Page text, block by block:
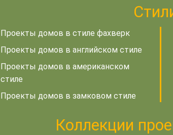
Проекты домов в стиле фахверк
Проекты домов в английском стиле
Проекты домов в американском
стиле
Проекты домов в замковом стиле
Коллекции